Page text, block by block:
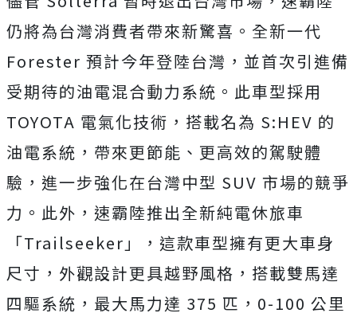
仍將為台灣消費者帶來新驚喜。全新一代
Forester 預計今年登陸台灣，並首次引進備
受期待的油電混合動力系統。此車型採用
TOYOTA 電氣化技術，搭載名為 S:HEV 的
油電系統，帶來更節能、更高效的駕駛體
驗，進一步強化在台灣中型 SUV 市場的競爭
力。此外，速霸陸推出全新純電休旅車
「Trailseeker」，這款車型擁有更大車身
尺寸，外觀設計更具越野風格，搭載雙馬達
四驅系統，最大馬力達 375 匹，0-100 公里